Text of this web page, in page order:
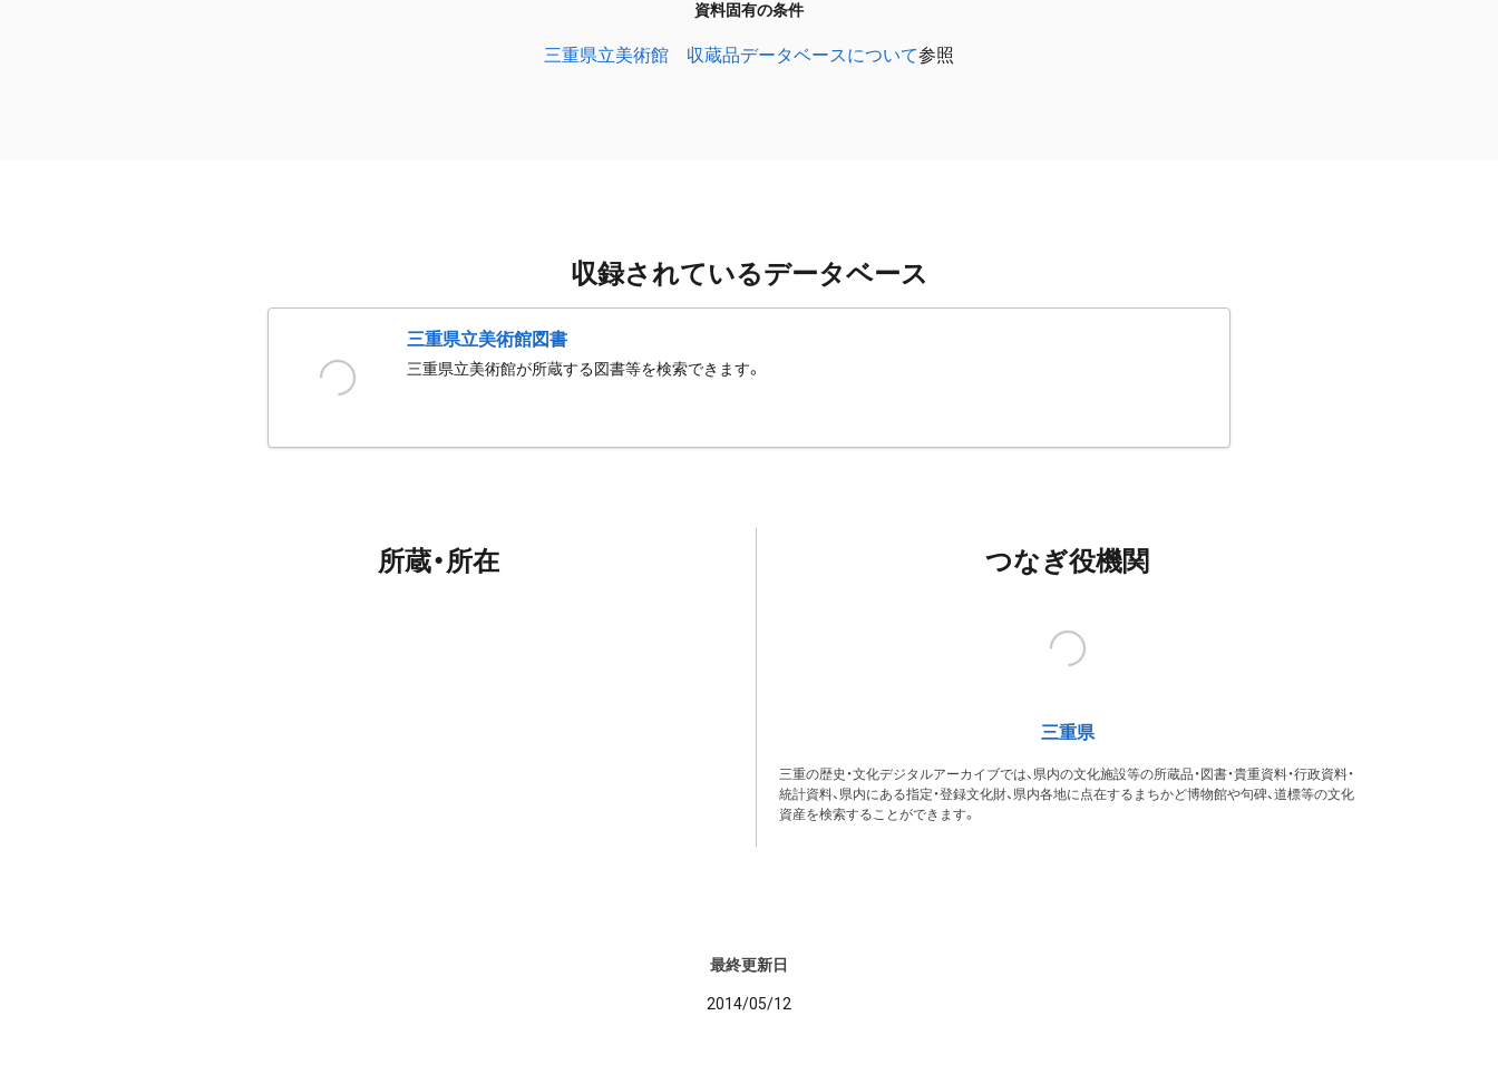
資料固有の条件
三重県立美術館 収蔵品データベースについて参照
収録されているデータベース
三重県立美術館図書
三重県立美術館が所蔵する図書等を検索できます。
所蔵・所在 つなぎ役機関
三重県
三重の歴史・文化デジタルアーカイブでは、県内の文化施設等の所蔵品・図書・貴重資料・行政資料・
統計資料、県内にある指定・登録文化財、県内各地に点在するまちかど博物館や句碑、道標等の文化
資産を検索することができます。
最終更新日
2014/05/12